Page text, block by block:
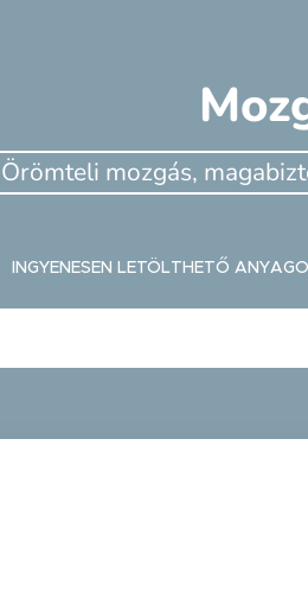
Örömteli mozgás,
INGYENESEN LETÖLTHETŐ